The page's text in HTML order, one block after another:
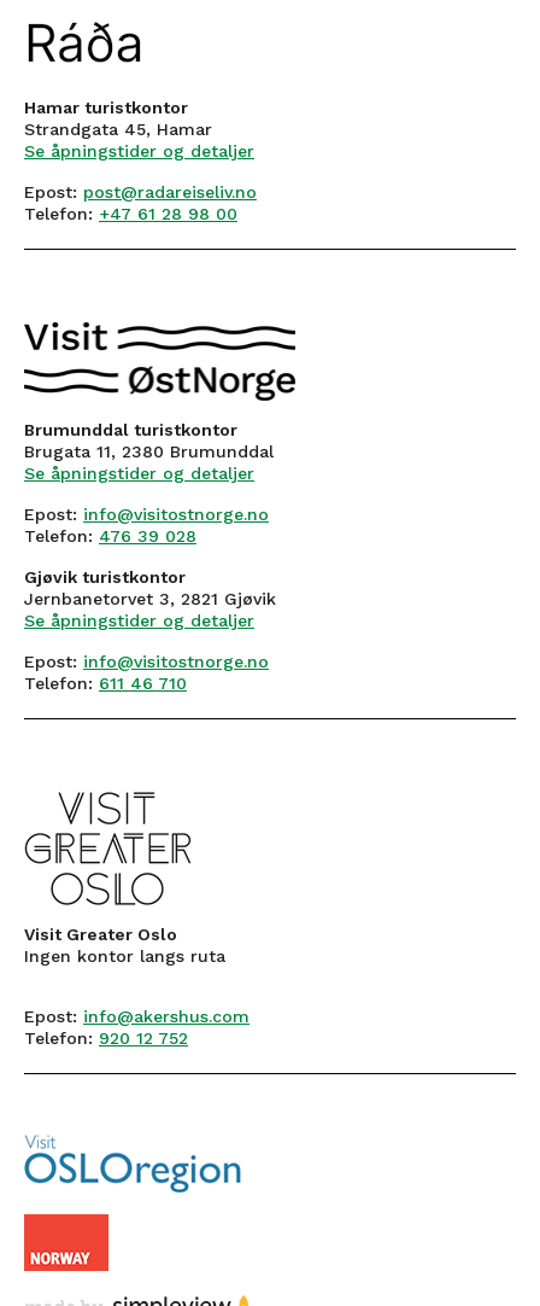
Hamar turistkontor
Strandgata 45, Hamar
Se åpningstider og detaljer
Epost: post@radareiseliv.no
Telefon: +47 61 28 98 00
Brumunddal turistkontor
Brugata 11, 2380 Brumunddal
Se åpningstider og detaljer
Epost: info@visitostnorge.no
Telefon: 476 39 028
Gjøvik turistkontor
Jernbanetorvet 3, 2821 Gjøvik
Se åpningstider og detaljer
Epost: info@visitostnorge.no
Telefon: 611 46 710
Visit Greater Oslo
Ingen kontor langs ruta
Epost: info@akershus.com
Telefon: 920 12 752